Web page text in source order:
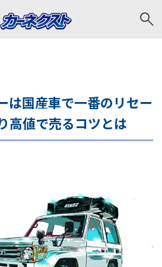
は国産車で一番のリセー
高値で売るコツとは